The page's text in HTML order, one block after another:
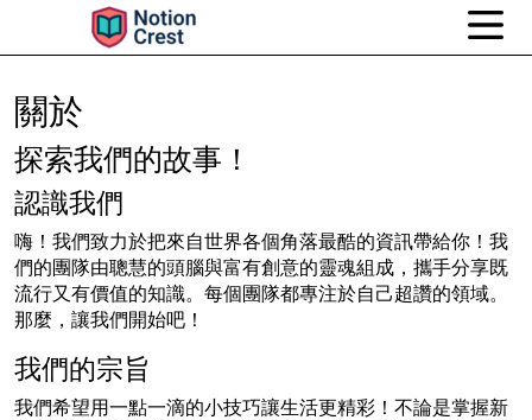
關於
探索我們的故事！
認識我們
嗨！我們致力於把來自世界各個角落最酷的資訊帶給你！我
們的團隊由聰慧的頭腦與富有創意的靈魂組成，攜手分享既
流行又有價值的知識。每個團隊都專注於自己超讚的領域。
那麼，讓我們開始吧！
我們的宗旨
我們希望用一點一滴的小技巧讓生活更精彩！不論是掌握新